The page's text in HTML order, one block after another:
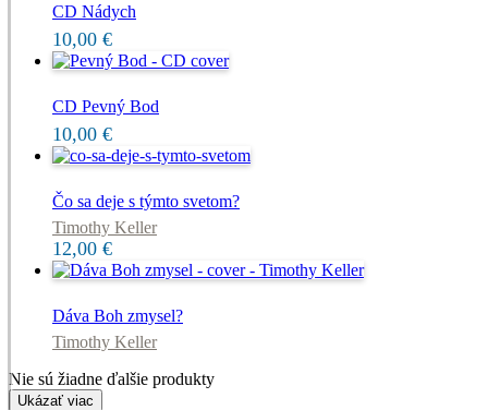
CD Nádych
10,00 €
CD Pevný Bod
10,00 €
Čo sa deje s týmto svetom?
Timothy Keller
12,00 €
Dáva Boh zmysel?
Timothy Keller
Nie sú žiadne ďalšie produkty
Ukázať viac